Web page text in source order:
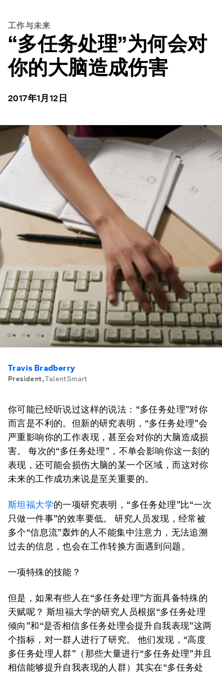
工作与未来
“多任务处理”为何会对
你的大脑造成伤害
2017年1月12日
Travis Bradberry
President, TalentSmart
你可能已经听说过这样的说法：“多任务处理”对你
而言是不利的。但新的研究表明，“多任务处理”会
严重影响你的工作表现，甚至会对你的大脑造成损
害。 每次的“多任务处理”，不单会影响你这一刻的
表现，还可能会损伤大脑的某一个区域，而这对你
未来的工作成功来说是至关重要的。
斯坦福大学的一项研究表明，“多任务处理”比“一次
只做一件事”的效率要低。 研究人员发现，经常被
多个“信息流”轰炸的人不能集中注意力，无法追溯
过去的信息，也会在工作转换方面遇到问题。
一项特殊的技能？
但是，如果有些人在“多任务处理”方面具备特殊的
天赋呢？ 斯坦福大学的研究人员根据“多任务处理
倾向”和“是否相信多任务处理会提升自我表现”这两
个指标，对一群人进行了研究。 他们发现，“高度
多任务处理人群”（那些大量进行“多任务处理”并且
相信能够提升自我表现的人群）其实在“多任务处